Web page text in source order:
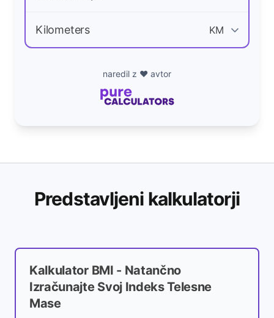
Kilometers
naredil z ❤️ avtor
Predstavljeni kalkulatorji
Kalkulator BMI - Natančno
Izračunajte Svoj Indeks Telesne
Mase